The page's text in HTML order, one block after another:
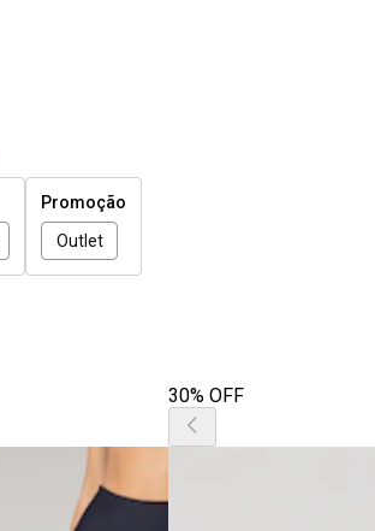
Promoção
Outlet
30% OFF